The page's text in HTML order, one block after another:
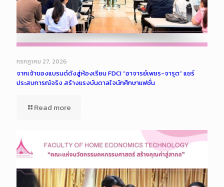
กรกฎาคม 27, 2026
จากเจ้าของแบรนด์ดังสู่ห้องเรียน FDCI “อาจารย์เพชร-จารุต” แชร์
ประสบการณ์จริง สร้างแรงบันดาลใจนักศึกษาแฟชั่น
Read more